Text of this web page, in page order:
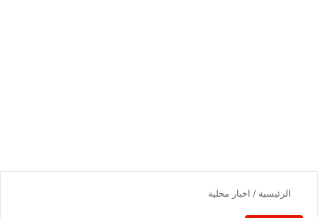
الرئيسية / اخبار محلية